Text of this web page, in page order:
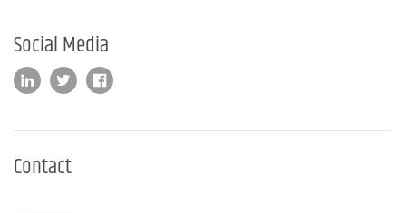
Social Media
Contact